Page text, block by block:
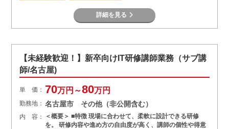
詳細を見る
【未経験歓迎！】新卒向けIT研修講師業務（サブ講
師/名古屋)
単 価： 70万円～80万円
勤務地： 名古屋市 その他（非公開含む）
内 容：
＜概要＞ ■特徴 現場に合わせて、柔軟に設計できる研修
を。 研修内容や進め方の自由度が高く、講師の個性や得意